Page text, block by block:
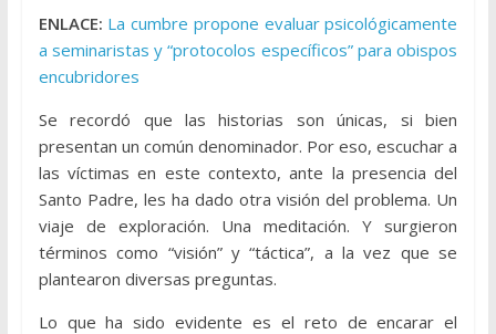
ENLACE: La cumbre propone evaluar psicológicamente
a seminaristas y “protocolos específicos” para obispos
encubridores
Se recordó que las historias son únicas, si bien
presentan un común denominador. Por eso, escuchar a
las víctimas en este contexto, ante la presencia del
Santo Padre, les ha dado otra visión del problema. Un
viaje de exploración. Una meditación. Y surgieron
términos como “visión” y “táctica”, a la vez que se
plantearon diversas preguntas.
Lo que ha sido evidente es el reto de encarar el